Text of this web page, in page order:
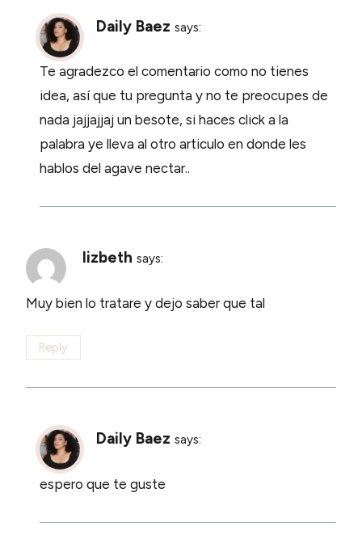
Daily Baez says:
Te agradezco el comentario como no tienes
idea, así que tu pregunta y no te preocupes de
nada jajjajjaj un besote, si haces click a la
palabra ye lleva al otro articulo en donde les
hablos del agave nectar..
lizbeth says:
Muy bien lo tratare y dejo saber que tal
Reply
Daily Baez says:
espero que te guste